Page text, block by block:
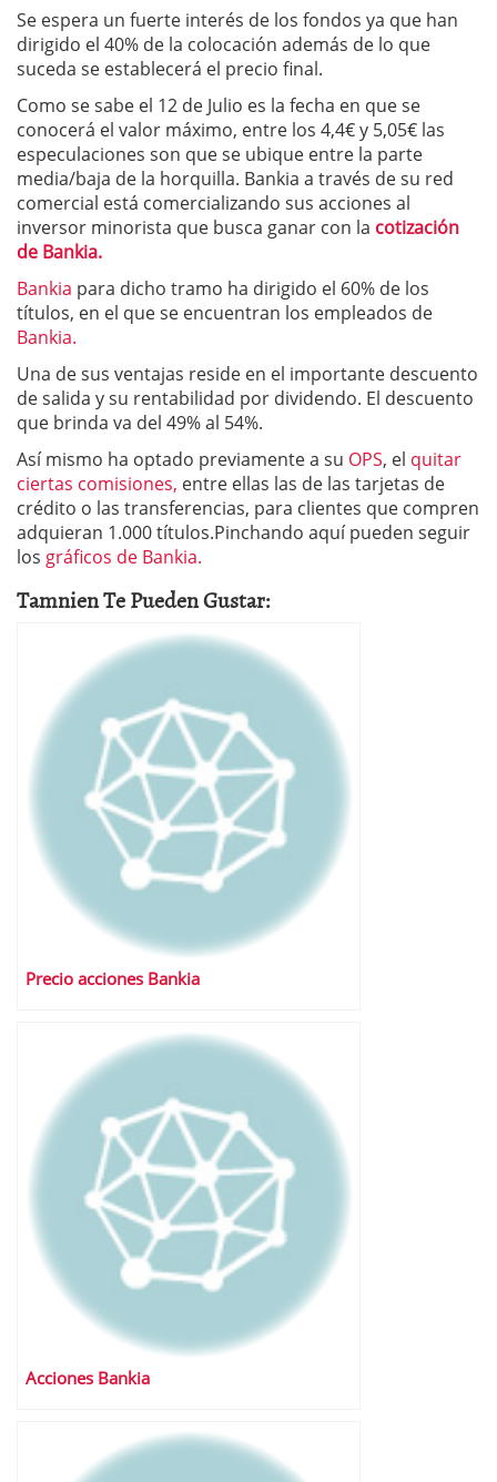
Se espera un fuerte interés de los fondos ya que han
dirigido el 40% de la colocación además de lo que
suceda se establecerá el precio final.
Como se sabe el 12 de Julio es la fecha en que se
conocerá el valor máximo, entre los 4,4€ y 5,05€ las
especulaciones son que se ubique entre la parte
media/baja de la horquilla. Bankia a través de su red
comercial está comercializando sus acciones al
inversor minorista que busca ganar con la cotización
de Bankia.
Bankia para dicho tramo ha dirigido el 60% de los
títulos, en el que se encuentran los empleados de
Bankia.
Una de sus ventajas reside en el importante descuento
de salida y su rentabilidad por dividendo. El descuento
que brinda va del 49% al 54%.
Así mismo ha optado previamente a su OPS, el quitar
ciertas comisiones, entre ellas las de las tarjetas de
crédito o las transferencias, para clientes que compren
adquieran 1.000 títulos.Pinchando aquí pueden seguir
los gráficos de Bankia.
Tamnien Te Pueden Gustar:
Precio acciones Bankia
Acciones Bankia